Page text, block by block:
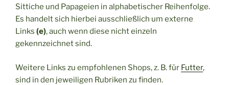
Sittiche und Papageien in alphabetischer Reihenfolge.
Es handelt sich hierbei ausschließlich um externe
Links (e), auch wenn diese nicht einzeln
gekennzeichnet sind.
Weitere Links zu empfohlenen Shops, z. B. für Futter,
sind in den jeweiligen Rubriken zu finden.